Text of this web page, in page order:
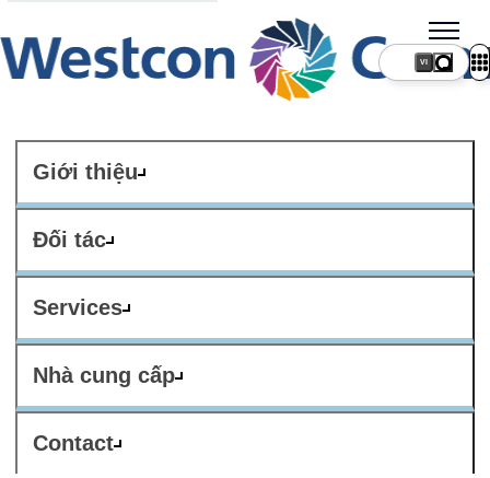
Giới thiệu
Đối tác
Services
Nhà cung cấp
Contact
VI